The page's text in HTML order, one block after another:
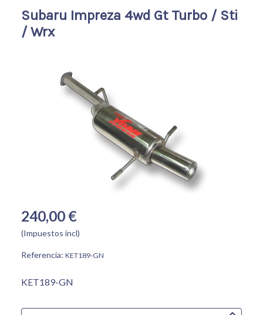
Subaru Impreza 4wd Gt Turbo / Sti
/ Wrx
240,00 €
(Impuestos incl)
Referencia: KET189-GN
KET189-GN